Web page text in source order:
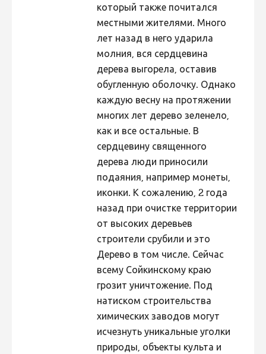
который также почитался
местными жителями. Много
лет назад в него ударила
молния, вся сердцевина
дерева выгорела, оставив
обугленную оболочку. Однако
каждую весну на протяжении
многих лет дерево зеленело,
как и все остальные. В
сердцевину священного
дерева люди приносили
подаяния, например монеты,
иконки. К сожалению, 2 года
назад при очистке территории
от высоких деревьев
строители срубили и это
Дерево в том числе. Сейчас
всему Сойкинскому краю
грозит уничтожение. Под
натиском строительства
химических заводов могут
исчезнуть уникальные уголки
природы, объекты культа и